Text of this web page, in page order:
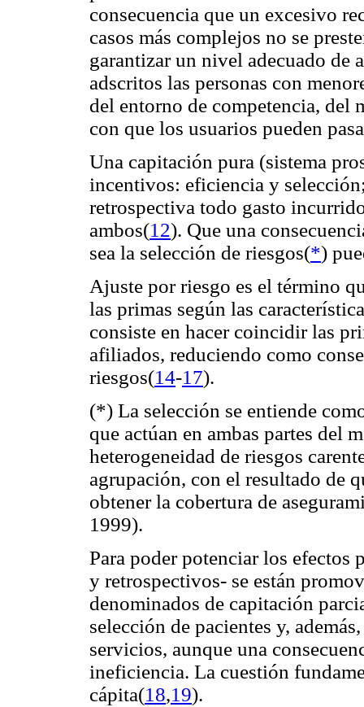
consecuencia que un excesivo
casos más complejos no se
garantizar un nivel adecuado de
adscritos las personas con
del entorno de competencia, del
con que los usuarios pueden
Una capitación pura (sistema
incentivos: eficiencia y
retrospectiva todo gasto
ambos(12). Que una
sea la selección de riesgos(*)
Ajuste por riesgo es el término
las primas según las
consiste en hacer coincidir las
afiliados, reduciendo como
riesgos(14-17).
(*) La selección se entiende
que actúan en ambas partes del
heterogeneidad de riesgos
agrupación, con el resultado de
obtener la cobertura de
1999).
Para poder potenciar los efectos
y retrospectivos- se están
denominados de capitación
selección de pacientes y,
servicios, aunque una
ineficiencia. La cuestión
cápita(18,19).